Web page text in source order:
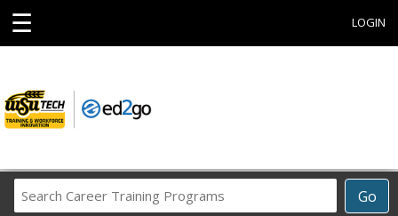
☰ LOGIN
Go
Career